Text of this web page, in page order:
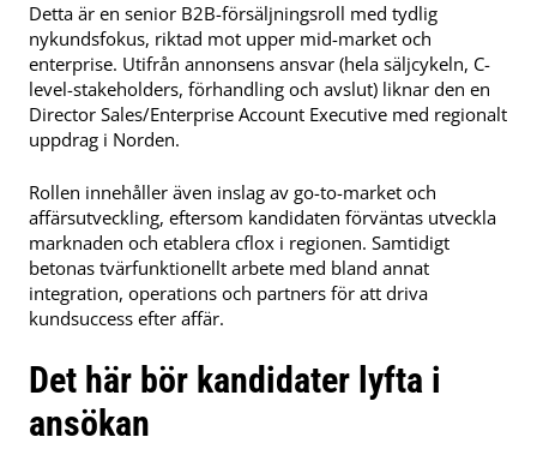
Detta är en senior B2B-försäljningsroll med tydlig
nykundsfokus, riktad mot upper mid-market och
enterprise. Utifrån annonsens ansvar (hela säljcykeln, C-
level-stakeholders, förhandling och avslut) liknar den en
Director Sales/Enterprise Account Executive med regionalt
uppdrag i Norden.
Rollen innehåller även inslag av go-to-market och
affärsutveckling, eftersom kandidaten förväntas utveckla
marknaden och etablera cflox i regionen. Samtidigt
betonas tvärfunktionellt arbete med bland annat
integration, operations och partners för att driva
kundsuccess efter affär.
Det här bör kandidater lyfta i
ansökan